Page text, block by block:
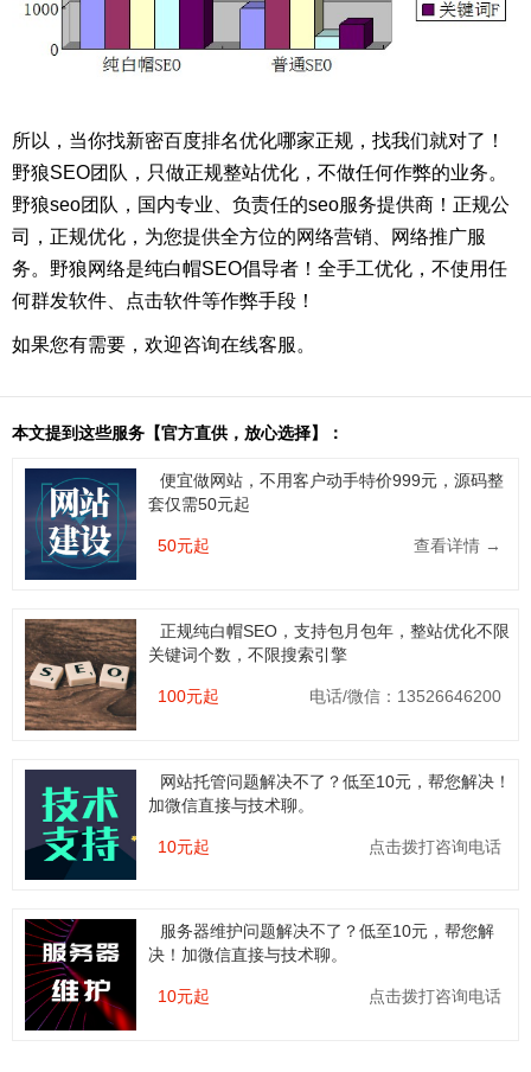
所以，当你找新密百度排名优化哪家正规，找我们就对了！
野狼SEO团队，只做正规整站优化，不做任何作弊的业务。
野狼seo团队，国内专业、负责任的seo服务提供商！正规公
司，正规优化，为您提供全方位的网络营销、网络推广服
务。野狼网络是纯白帽SEO倡导者！全手工优化，不使用任
何群发软件、点击软件等作弊手段！
如果您有需要，欢迎咨询在线客服。
本文提到这些服务【官方直供，放心选择】：
便宜做网站，不用客户动手特价999元，源码整
套仅需50元起
50元起 查看详情 →
正规纯白帽SEO，支持包月包年，整站优化不限
关键词个数，不限搜索引擎
100元起 电话/微信：13526646200
网站托管问题解决不了？低至10元，帮您解决！
加微信直接与技术聊。
10元起 点击拨打咨询电话
服务器维护问题解决不了？低至10元，帮您解
决！加微信直接与技术聊。
10元起 点击拨打咨询电话